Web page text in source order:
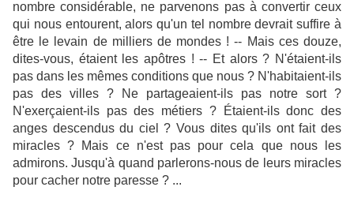
nombre considérable, ne parvenons pas à convertir ceux
qui nous entourent, alors qu'un tel nombre devrait suffire à
être le levain de milliers de mondes ! -- Mais ces douze,
dites-vous, étaient les apôtres ! -- Et alors ? N'étaient-ils
pas dans les mêmes conditions que nous ? N'habitaient-ils
pas des villes ? Ne partageaient-ils pas notre sort ?
N'exerçaient-ils pas des métiers ? Étaient-ils donc des
anges descendus du ciel ? Vous dites qu'ils ont fait des
miracles ? Mais ce n'est pas pour cela que nous les
admirons. Jusqu'à quand parlerons-nous de leurs miracles
pour cacher notre paresse ? ...